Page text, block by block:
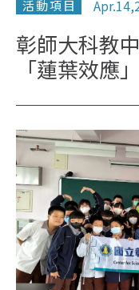
活動項目
彰師大科教
「蓮葉效應